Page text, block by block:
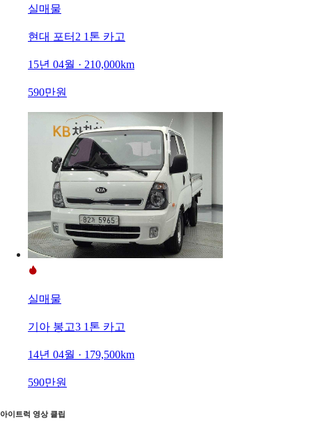
실매물
현대 포터2 1톤 카고
15년 04월 · 210,000km
590만원
실매물
기아 봉고3 1톤 카고
14년 04월 · 179,500km
590만원
아이트럭 영상 클립